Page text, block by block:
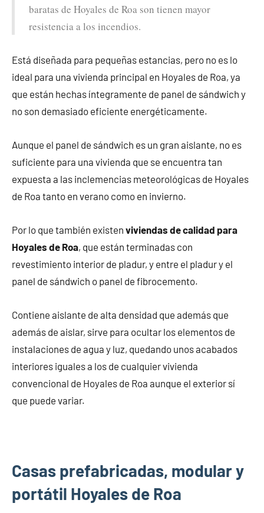
baratas de Hoyales de Roa son tienen mayor
resistencia a los incendios.
Está diseñada para pequeñas estancias, pero no es lo
ideal para una vivienda principal en Hoyales de Roa, ya
que están hechas íntegramente de panel de sándwich y
no son demasiado eficiente energéticamente.
Aunque el panel de sándwich es un gran aislante, no es
suficiente para una vivienda que se encuentra tan
expuesta a las inclemencias meteorológicas de Hoyales
de Roa tanto en verano como en invierno.
Por lo que también existen viviendas de calidad para
Hoyales de Roa, que están terminadas con
revestimiento interior de pladur, y entre el pladur y el
panel de sándwich o panel de fibrocemento.
Contiene aislante de alta densidad que además que
además de aislar, sirve para ocultar los elementos de
instalaciones de agua y luz, quedando unos acabados
interiores iguales a los de cualquier vivienda
convencional de Hoyales de Roa aunque el exterior sí
que puede variar.
Casas prefabricadas, modular y
portátil Hoyales de Roa